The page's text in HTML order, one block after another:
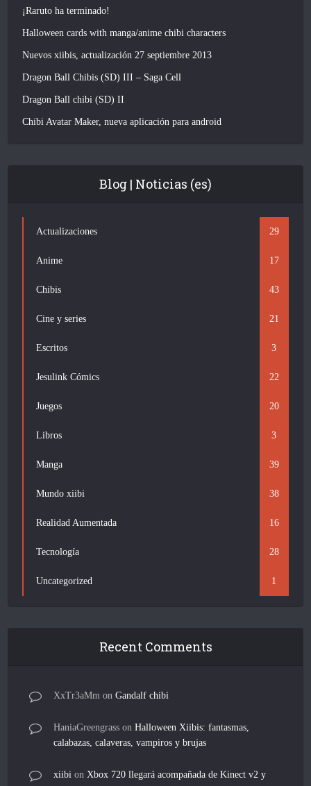
¡Raruto ha terminado!
Halloween cards with manga/anime chibi characters
Nuevos xiibis, actualización 27 septiembre 2013
Dragon Ball Chibis (SD) III – Saga Cell
Dragon Ball chibi (SD) II
Chibi Avatar Maker, nueva aplicación para android
Blog | Noticias (es)
Actualizaciones 29
Anime 17
Chibis 43
Cine y series 21
Escritos 3
Jesulink Cómics 22
Juegos 20
Libros 3
Manga 39
Mundo xiibi 38
Realidad Aumentada 16
Tecnología 28
Uncategorized 1
Recent Comments
XxTr3aMm onGandalf chibi
HaniaGreengrass onHalloween Xiibis: fantasmas,
calabazas, calaveras, vampiros y brujas
xiibi onXbox 720 llegará acompañada de Kinect v2 y